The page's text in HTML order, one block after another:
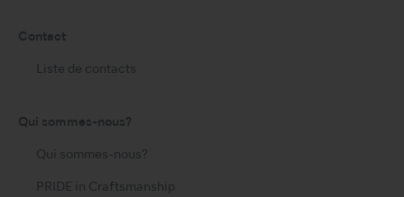
Contact
Liste de contacts
Qui sommes-nous?
Qui sommes-nous?
PRIDE in Craftsmanship